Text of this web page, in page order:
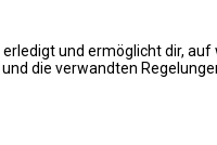
und ermöglicht dir,
die verwandten